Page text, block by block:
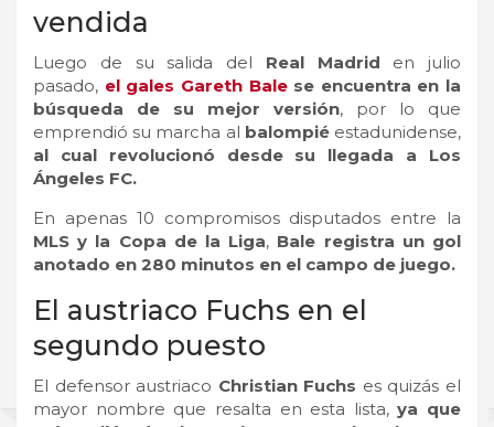
vendida
Luego de su salida del Real Madrid en julio
pasado, el gales Gareth Balese encuentra en la
búsqueda de su mejor versión, por lo que
emprendió su marcha al balompiéestadunidense,
al cual revolucionó desde su llegada a Los
Ángeles FC.
En apenas 10 compromisos disputados entre la
MLS y la Copa de la Liga, Bale registra un gol
anotado en 280 minutos en el campo de juego.
El austriaco Fuchs en el
segundo puesto
El defensor austriaco Christian Fuchs es quizás el
mayor nombre que resalta en esta lista,ya que